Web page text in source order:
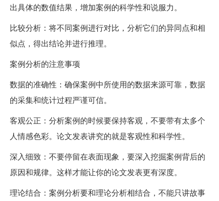
出具体的数值结果，增加案例的科学性和说服力。
比较分析：将不同案例进行对比，分析它们的异同点和相
似点，得出结论并进行推理。
案例分析的注意事项
数据的准确性：确保案例中所使用的数据来源可靠，数据
的采集和统计过程严谨可信。
客观公正：分析案例的时候要保持客观，不要带有太多个
人情感色彩。论文发表讲究的就是客观性和科学性。
深入细致：不要停留在表面现象，要深入挖掘案例背后的
原因和规律。这样才能让你的论文发表更有深度。
理论结合：案例分析要和理论分析相结合，不能只讲故事